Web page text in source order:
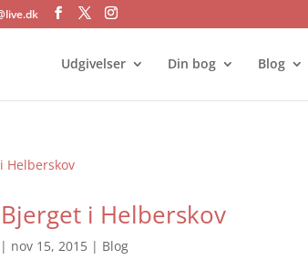
Udgivelser Din bog Blog
i Helberskov
| nov 15, 2015 | Blog